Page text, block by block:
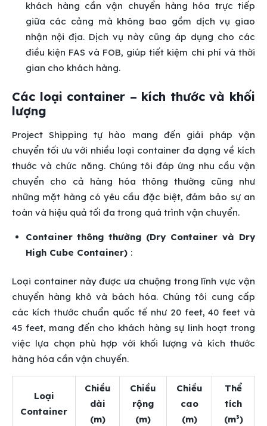
khách hàng cần vận chuyển hàng hóa trực tiếp
giữa các cảng mà không bao gồm dịch vụ giao
nhận nội địa. Dịch vụ này cũng áp dụng cho các
điều kiện FAS và FOB, giúp tiết kiệm chi phí và thời
gian cho khách hàng.
Các loại container – kích thước và khối
lượng
Project Shipping tự hào mang đến giải pháp vận
chuyển tối ưu với nhiều loại container đa dạng về kích
thước và chức năng. Chúng tôi đáp ứng nhu cầu vận
chuyển cho cả hàng hóa thông thường cũng như
những mặt hàng có yêu cầu đặc biệt, đảm bảo sự an
toàn và hiệu quả tối đa trong quá trình vận chuyển.
Container thông thường (Dry Container và Dry
High Cube Container) :
Loại container này được ưa chuộng trong lĩnh vực vận
chuyển hàng khô và bách hóa. Chúng tôi cung cấp
các kích thước chuẩn quốc tế như 20 feet, 40 feet và
45 feet, mang đến cho khách hàng sự linh hoạt trong
việc lựa chọn phù hợp với khối lượng và kích thước
hàng hóa cần vận chuyển.
Loại
Container
Chiều
dài
(m)
Chiều
rộng
(m)
Chiều
cao
(m)
Thể
tích
(m³)